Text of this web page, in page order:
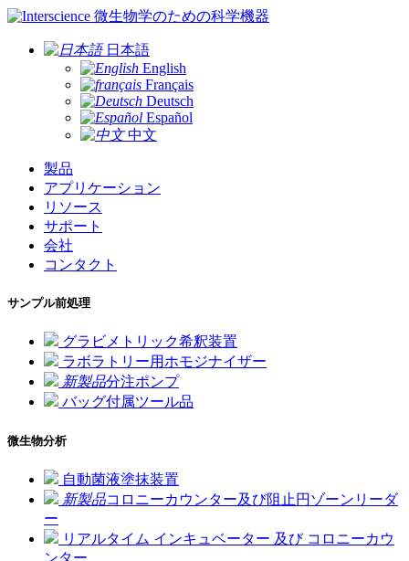
微生物学のための科学機器
日本語
English
Français
Deutsch
Español
中文
製品
アプリケーション
リソース
サポート
会社
コンタクト
サンプル前処理
グラビメトリック希釈装置
ラボラトリー用ホモジナイザー
新製品分注ポンプ
バッグ付属ツール品
微生物分析
自動菌液塗抹装置
新製品コロニーカウンター及び阻止円ゾーンリーダ
ー
リアルタイム インキュベーター 及び コロニーカウ
ンター